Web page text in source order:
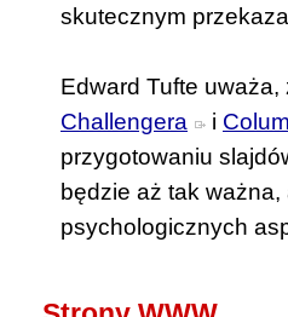
skutecznym
Edward Tufte
Challengera
i
przygotowaniu
będzie aż tak
psychologicznych